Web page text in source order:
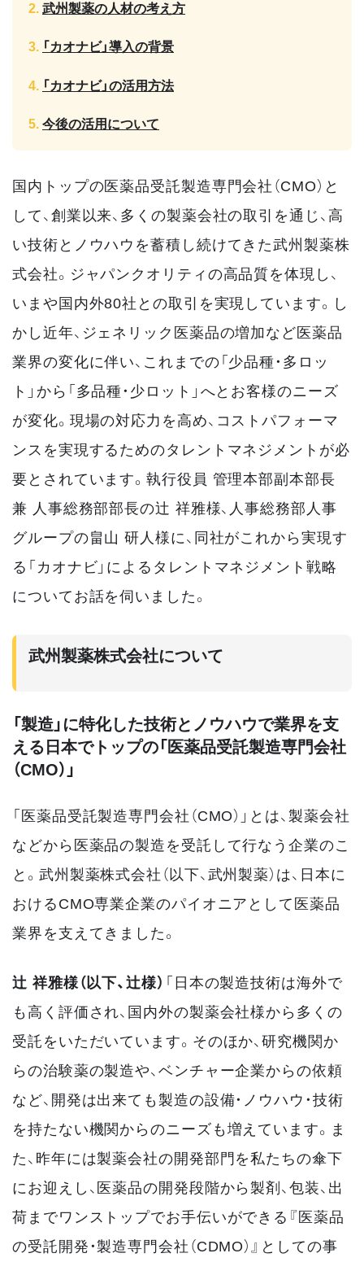
武州製薬の人材の考え方
「カオナビ」導入の背景
「カオナビ」の活用方法
今後の活用について
国内トップの医薬品受託製造専門会社（CMO）と
して、創業以来、多くの製薬会社の取引を通じ、高
い技術とノウハウを蓄積し続けてきた武州製薬株
式会社。ジャパンクオリティの高品質を体現し、
いまや国内外80社との取引を実現しています。し
かし近年、ジェネリック医薬品の増加など医薬品
業界の変化に伴い、これまでの「少品種・多ロッ
ト」から「多品種・少ロット」へとお客様のニーズ
が変化。現場の対応力を高め、コストパフォーマ
ンスを実現するためのタレントマネジメントが必
要とされています。執行役員 管理本部副本部長
兼 人事総務部部長の辻 祥雅様、人事総務部人事
グループの畠山 研人様に、同社がこれから実現す
る「カオナビ」によるタレントマネジメント戦略
についてお話を伺いました。
武州製薬株式会社について
「製造」に特化した技術とノウハウで業界を支
える日本でトップの「医薬品受託製造専門会社
（CMO）」
「医薬品受託製造専門会社（CMO）」とは、製薬会社
などから医薬品の製造を受託して行なう企業のこ
と。武州製薬株式会社（以下、武州製薬）は、日本に
おけるCMO専業企業のパイオニアとして医薬品
業界を支えてきました。
辻 祥雅様（以下、辻様） 「日本の製造技術は海外で
も高く評価され、国内外の製薬会社様から多くの
受託をいただいています。そのほか、研究機関か
らの治験薬の製造や、ベンチャー企業からの依頼
など、開発は出来ても製造の設備・ノウハウ・技術
を持たない機関からのニーズも増えています。ま
た、昨年には製薬会社の開発部門を私たちの傘下
にお迎えし、医薬品の開発段階から製剤、包装、出
荷までワンストップでお手伝いができる『医薬品
の受託開発・製造専門会社（CDMO）』としての事